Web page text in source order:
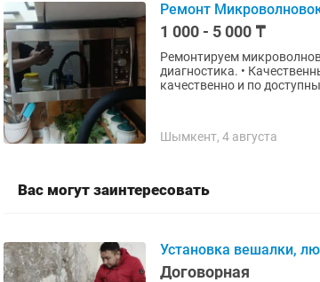
Ремонт
1 000 - 5 000 ₸
Ремонтируем
диагностика. •
качественно и по
Шымкент, 4 августа
Вас могут заинтересовать
Установка вешалки,
Договорная